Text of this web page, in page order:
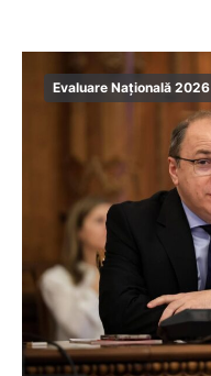
Evaluare Națională 2026